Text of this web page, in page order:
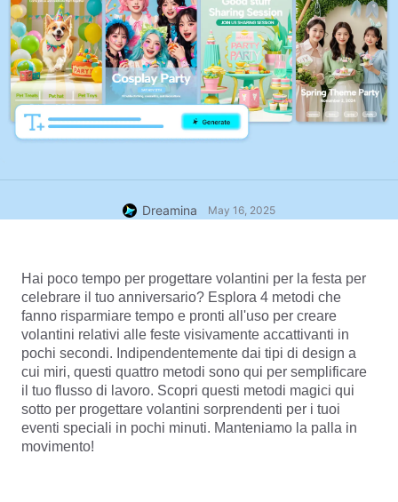
Dreamina May 16, 2025
Hai poco tempo per progettare volantini per la festa per
celebrare il tuo anniversario? Esplora 4 metodi che
fanno risparmiare tempo e pronti all'uso per creare
volantini relativi alle feste visivamente accattivanti in
pochi secondi. Indipendentemente dai tipi di design a
cui miri, questi quattro metodi sono qui per semplificare
il tuo flusso di lavoro. Scopri questi metodi magici qui
sotto per progettare volantini sorprendenti per i tuoi
eventi speciali in pochi minuti. Manteniamo la palla in
movimento!